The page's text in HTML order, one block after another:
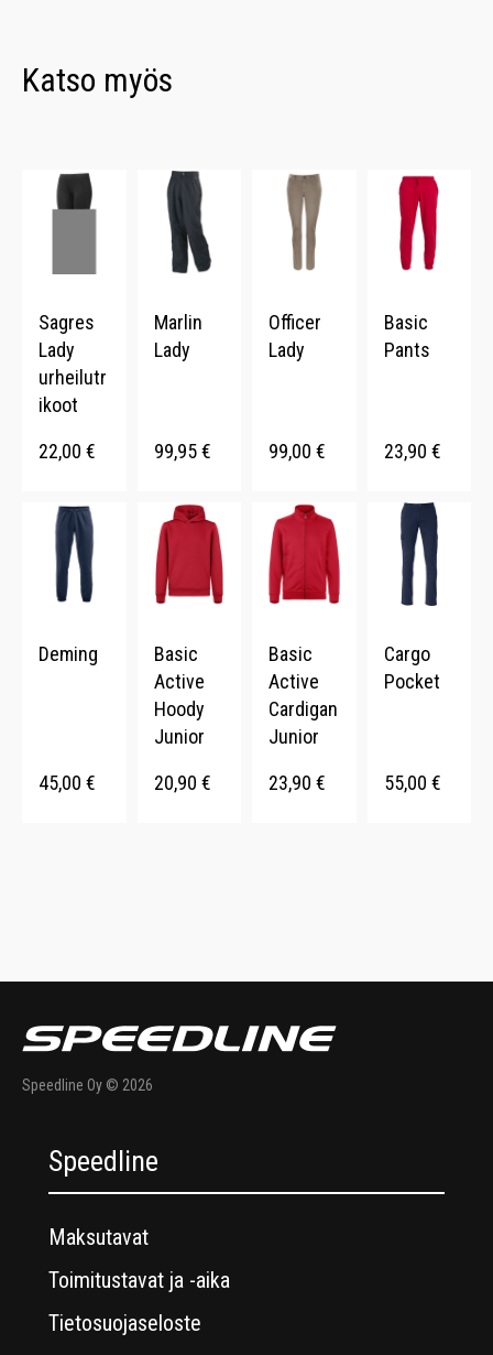
Katso myös
Sagres
Lady
urheilutr
ikoot
22,00 €
Marlin
Lady
99,95€
Officer
Lady
99,00 €
Basic
Pants
23,90 €
Deming
45,00 €
Basic
Active
Hoody
Junior
20,90 €
Basic
Active
Cardigan
Junior
23,90 €
Cargo
Pocket
55,00 €
Speedline Oy © 2026
Speedline
Maksutavat
Toimitustavat ja -aika
Tietosuojaseloste